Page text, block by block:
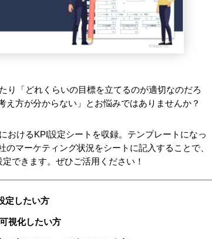
り「どれくらいの目標を立てるのが適切なのだろ
え方が分からない」とお悩みではありませんか？
おけるKPI設定シートを収録。テンプレートになっ
マーケティング状況をシートに記入することで、
できます。ぜひご活用ください！
定したい方
視化したい方